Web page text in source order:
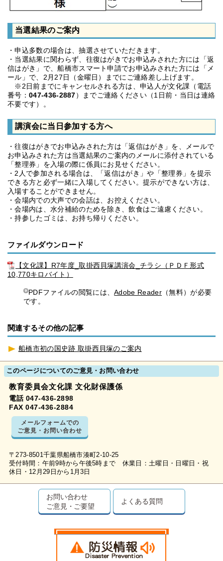
当選結果のご案内
・申込多数の場合は、抽選させていただきます。
・当選結果に関わらず、往復はがきでお申込みされた方には「返
信はがき」で、船橋市スマート申請でお申込みされた方には「メ
ール」で、2月27日（金曜日）までにご連絡差し上げます。
※2日前までにキャンセルされる方は、申込人が文化課（電話
番号： 047-436-2887）までご連絡ください（1日前・当日は連絡
不要です）。
講演会に当日参加する方へ
・往復はがきでお申込みされた方は「返信はがき」を、メールで
お申込みされた方は当選結果のご案内のメールに添付されている
「整理券」を入場の際に係員にお見せください。
・2人で参加される場合は、「返信はがき」や「整理券」を提示
できる方と必ず一緒に入場してください。提示ができない方は、
入場することができません。
・会場内での大声での会話は、お控えください。
・会場内は、水分補給のためを除き、飲食はご遠慮ください。
・持参したゴミは、お持ち帰りください。
ファイルダウンロード
【文化課】R7年度_取掛西貝塚講演会_チラシ（ＰＤＦ形式
10,770キロバイト）
PDFファイルの閲覧には、Adobe Reader （無料）が必要
です。
関連するその他の記事
船橋市初の国史跡 取掛西貝塚のご案内
このページについてのご意見・お問い合わせ
教育委員会文化課 文化財保護係
電話 047-436-2898
FAX 047-436-2884
メールフォームでの
ご意見・お問い合わせ
〒273-8501千葉県船橋市湊町2-10-25
受付時間：午前9時から午後5時まで 休業日：土曜日・日曜日・祝
休日・12月29日から1月3日
お問い合わせ
ご意見・ご要望
よくある質問